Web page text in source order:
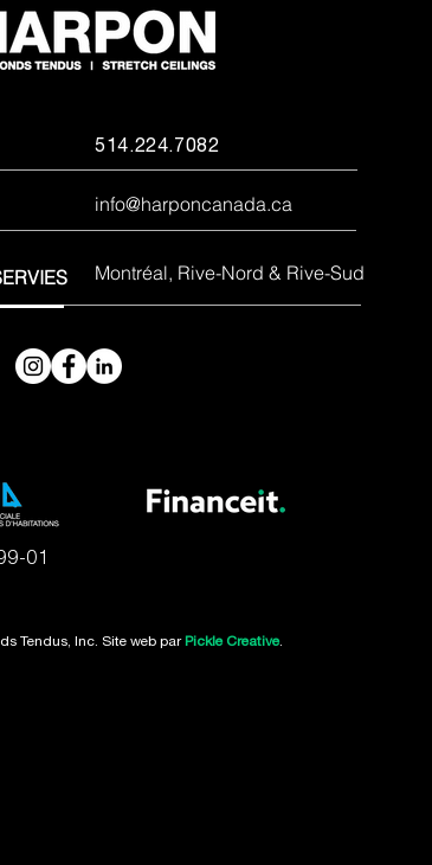
Montréal, Rive-Nord & Rive-Sud
514.224.7082
info@harponcanada.ca
Tendus, Inc. Site web par Pickle Creative.
01